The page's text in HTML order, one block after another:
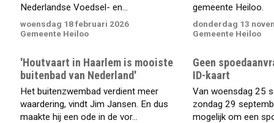
Nederlandse Voedsel- en...
woensdag 18 februari 2026
Gemeente Heiloo
gemeente Heiloo.
donderdag 13
Gemeente Heiloo
'Houtvaart in Haarlem is mooiste
buitenbad van Nederland'
Het buitenzwembad verdient meer
waardering, vindt Jim Jansen. En dus
maakte hij een ode in de vor...
Geen
ID-kaart
Van woensdag 25
zondag 29
mogelijk om een